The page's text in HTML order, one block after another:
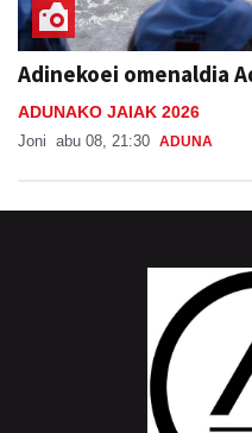
Adinekoei omenaldia
ADUNAKO JAIAK 2026
Joni abu 08, 21:30 ADUNA